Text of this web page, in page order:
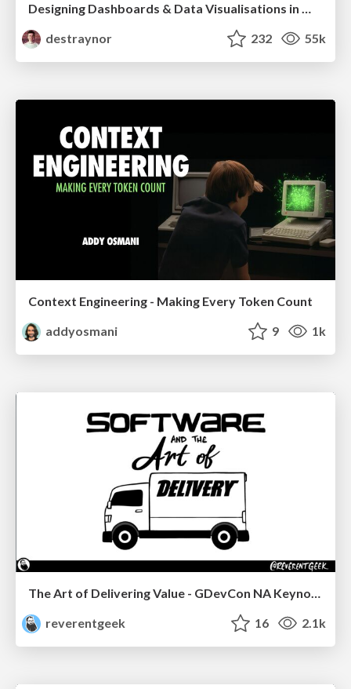
Designing Dashboards & Data Visualisations in Web Apps
destraynor
232 55k
Context Engineering - Making Every Token Count
addyosmani
9 1k
The Art of Delivering Value - GDevCon NA Keynote
reverentgeek
16 2.1k